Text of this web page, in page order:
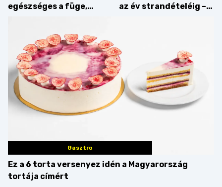
egészséges a füge,
az év strandételéig –
Gasztro
Ez a 6 torta versenyez idén a Magyarország
tortája címért